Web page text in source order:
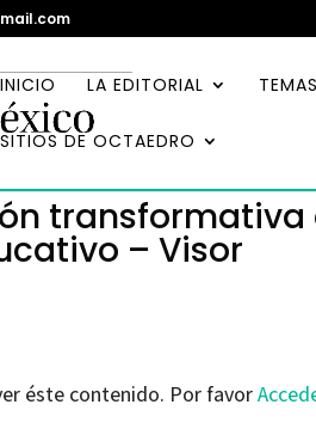
INICIO LA EDITORIAL TEMAS
SITIOS DE OCTAEDRO
transformativa
– Visor
éste contenido. Por favor